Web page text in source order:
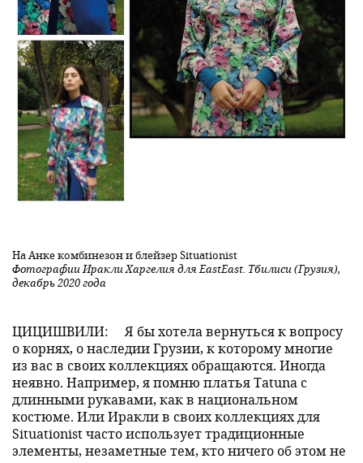
На Анке комбинезон и блейзер Situationist
Фотографии Иракли Харгелия для EastEast. Тбилиси (Грузия),
декабрь 2020 года
ЦИЦИШВИЛИ:
Я бы хотела вернуться к вопросу
о корнях, о наследии Грузии, к которому многие
из вас в своих коллекциях обращаются. Иногда
неявно. Например, я помню платья Tatuna с
длинными рукавами, как в национальном
костюме. Или Иракли в своих коллекциях для
Situationist часто использует традиционные
элементы, незаметные тем, кто ничего об этом не